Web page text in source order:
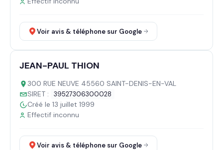
Voir avis & téléphone sur Google
JEAN-PAUL THION
300 RUE NEUVE 45560 SAINT-DENIS-EN-VAL
SIRET :
39527306300028
Créé le 13 juillet 1999
Effectif inconnu
Voir avis & téléphone sur Google